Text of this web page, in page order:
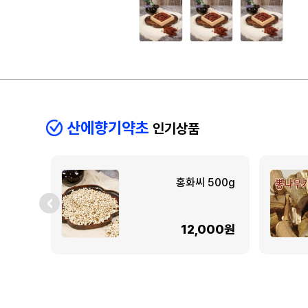
산에향기약초 인기상품
홍화씨 500g
12,000원